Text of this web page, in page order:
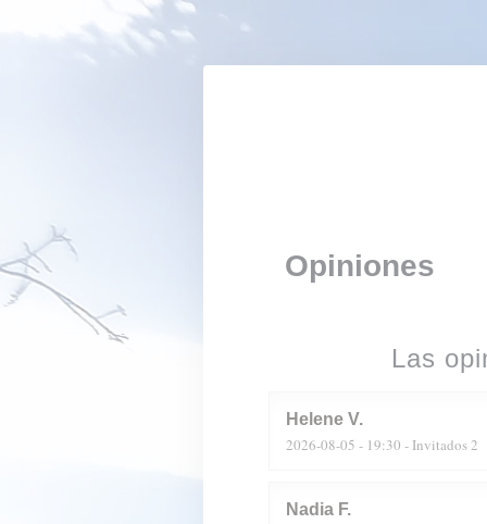
Personalización de sus opciones de cookies
Opiniones
Las
Helene V
2026-08-05 - 19:30 - Invitados 2
Nadia F